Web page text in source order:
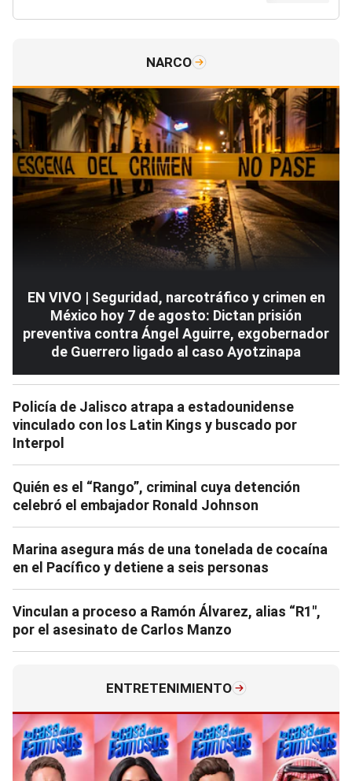
NARCO
EN VIVO | Seguridad, narcotráfico y crimen en
México hoy 7 de agosto: Dictan prisión
preventiva contra Ángel Aguirre, exgobernador
de Guerrero ligado al caso Ayotzinapa
Policía de Jalisco atrapa a estadounidense
vinculado con los Latin Kings y buscado por
Interpol
Quién es el “Rango”, criminal cuya detención
celebró el embajador Ronald Johnson
Marina asegura más de una tonelada de cocaína
en el Pacífico y detiene a seis personas
Vinculan a proceso a Ramón Álvarez, alias “R1″,
por el asesinato de Carlos Manzo
ENTRETENIMIENTO